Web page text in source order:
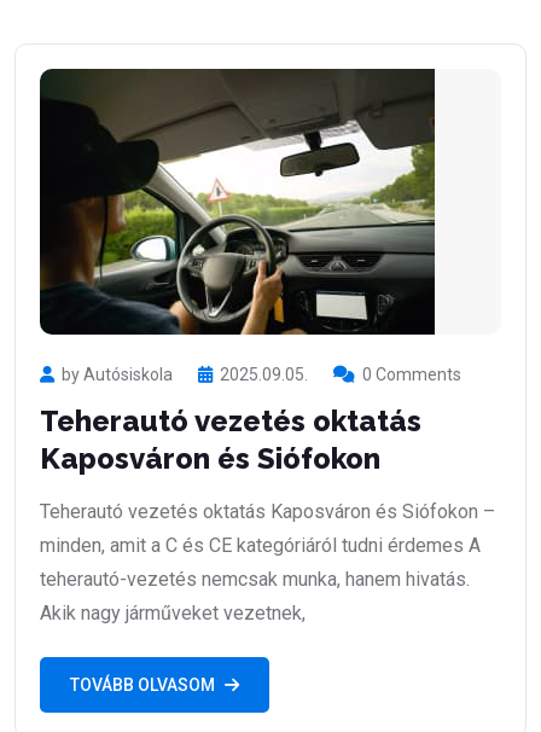
by Autósiskola 2025.09.05. 0 Comments
Teherautó vezetés oktatás
Kaposváron és Siófokon
Teherautó vezetés oktatás Kaposváron és Siófokon –
minden, amit a C és CE kategóriáról tudni érdemes A
teherautó-vezetés nemcsak munka, hanem hivatás.
Akik nagy járműveket vezetnek,
TOVÁBB OLVASOM